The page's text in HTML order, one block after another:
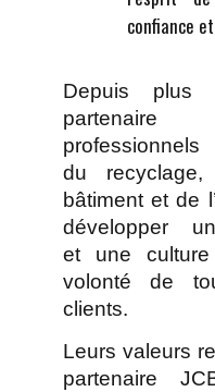
confiance
Depuis
partenaire
du
bâtiment et de
développer
et une
volonté de
clients.
Leurs valeurs
partenaire